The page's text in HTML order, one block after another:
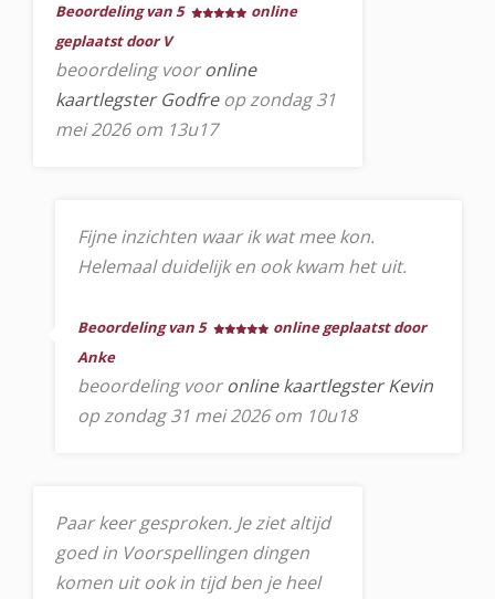
Beoordeling van 5
online
geplaatst door V
beoordeling vooronline
kaartlegster Godfreop zondag 31
mei 2026 om 13u17
Fijne inzichten waar ik wat mee kon.
Helemaal duidelijk en ook kwam het uit.
Beoordeling van 5
online geplaatst door
Anke
beoordeling vooronline kaartlegster Kevin
op zondag 31 mei 2026 om 10u18
Paar keer gesproken. Je ziet altijd
goed in Voorspellingen dingen
komen uit ook in tijd ben je heel